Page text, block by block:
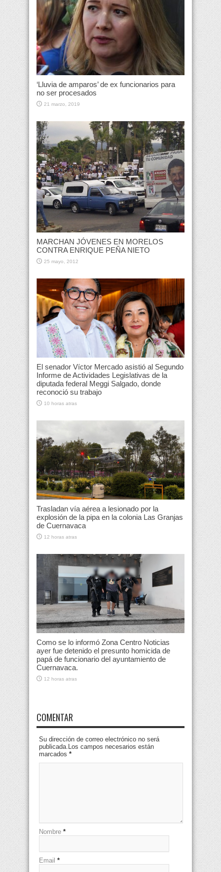
‘Lluvia de amparos’ de ex funcionarios para
no ser procesados
21 marzo, 2019
MARCHAN JÓVENES EN MORELOS
CONTRA ENRIQUE PEÑA NIETO
25 mayo, 2012
El senador Víctor Mercado asistió al Segundo
Informe de Actividades Legislativas de la
diputada federal Meggi Salgado, donde
reconoció su trabajo
10 horas atras
Trasladan vía aérea a lesionado por la
explosión de la pipa en la colonia Las Granjas
de Cuernavaca
12 horas atras
Como se lo informó Zona Centro Noticias
ayer fue detenido el presunto homicida de
papá de funcionario del ayuntamiento de
Cuernavaca.
12 horas atras
COMENTAR
Su dirección de correo electrónico no será
publicada.Los campos necesarios están
marcados *
Nombre *
Email *